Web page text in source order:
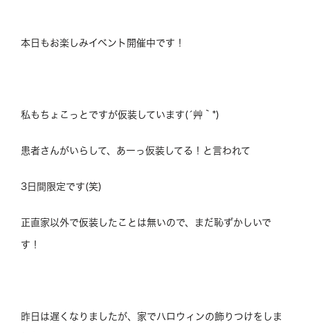
本日もお楽しみイベント開催中です！
私もちょこっとですが仮装しています(´艸｀*)
患者さんがいらして、あーっ仮装してる！と言われて
3日間限定です(笑)
正直家以外で仮装したことは無いので、まだ恥ずかしいで
す！
昨日は遅くなりましたが、家でハロウィンの飾りつけをしま